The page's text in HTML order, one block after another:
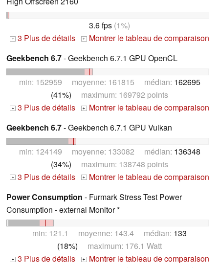
3.6 fps (1%)
+ 3 Plus de détails + Montrer le tableau de comparaison
Geekbench 6.7- Geekbench 6.7.1 GPU OpenCL
min: 152959 moyenne: 161815 médian: 162695
(41%) maximum: 169792 points
+ 3 Plus de détails + Montrer le tableau de comparaison
Geekbench 6.7- Geekbench 6.7.1 GPU Vulkan
min: 124149 moyenne: 133082 médian: 136348
(34%) maximum: 138748 points
+ 3 Plus de détails + Montrer le tableau de comparaison
Power Consumption - Furmark Stress Test Power
Consumption - external Monitor *
min: 121.1 moyenne: 143.4 médian: 133
(18%) maximum: 176.1 Watt
+ 3 Plus de détails + Montrer le tableau de comparaison